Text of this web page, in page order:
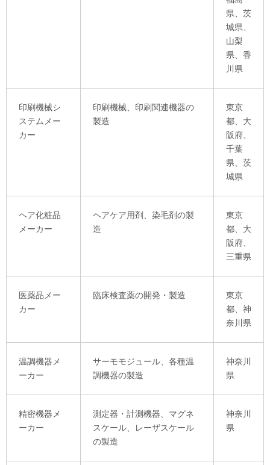
県、茨
城県、
山梨
県、香
川県
印刷機械シ
ステムメー
カー
印刷機械、印刷関連機器の
製造
東京
都、大
阪府、
千葉
県、茨
城県
ヘア化粧品
メーカー
ヘアケア用剤、染毛剤の製
造
東京
都、大
阪府、
三重県
医薬品メー
カー
臨床検査薬の開発・製造
東京
都、神
奈川県
温調機器メ
ーカー
サーモモジュール、各種温
調機器の製造
神奈川
県
精密機器メ
ーカー
測定器・計測機器、マグネ
スケール、レーザスケール
の製造
神奈川
県